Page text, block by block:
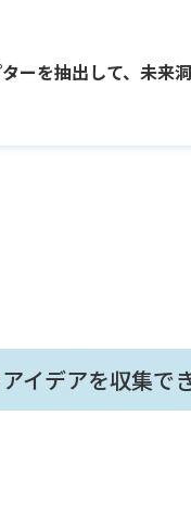
ーを抽出して、未来
イデアを収集で